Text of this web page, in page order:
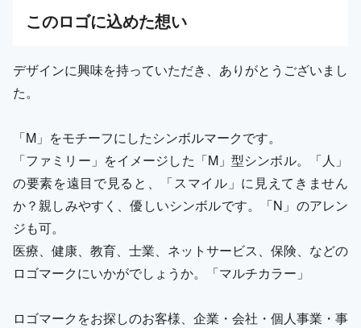
このロゴに込めた想い
デザインに興味を持っていただき、ありがとうございまし
た。
「M」をモチーフにしたシンボルマークです。
「ファミリー」をイメージした「M」型シンボル。「人」
の要素を遠目で見ると、「スマイル」に見えてきません
か？親しみやすく、優しいシンボルです。「N」のアレン
ジも可。
医療、健康、教育、士業、ネットサービス、保険、などの
ロゴマークにいかがでしょうか。「マルチカラー」
ロゴマークをお探しのお客様、企業・会社・個人事業・事